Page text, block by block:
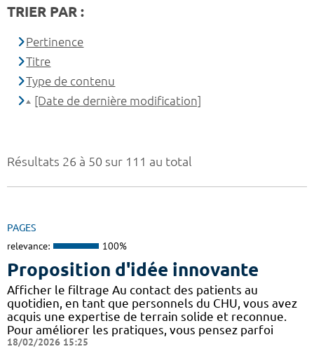
Résultats 26 à 50 sur 111 au total
PAGES
relevance: 100%
Proposition d'idée innovante
Afficher le filtrage Au contact des patients au
quotidien, en tant que personnels du CHU, vous avez
acquis une expertise de terrain solide et reconnue.
Pour améliorer les pratiques, vous pensez parfoi
18/02/2026 15:25
TRIER PAR :
Pertinence
Titre
Type de contenu
[Date de dernière modification]